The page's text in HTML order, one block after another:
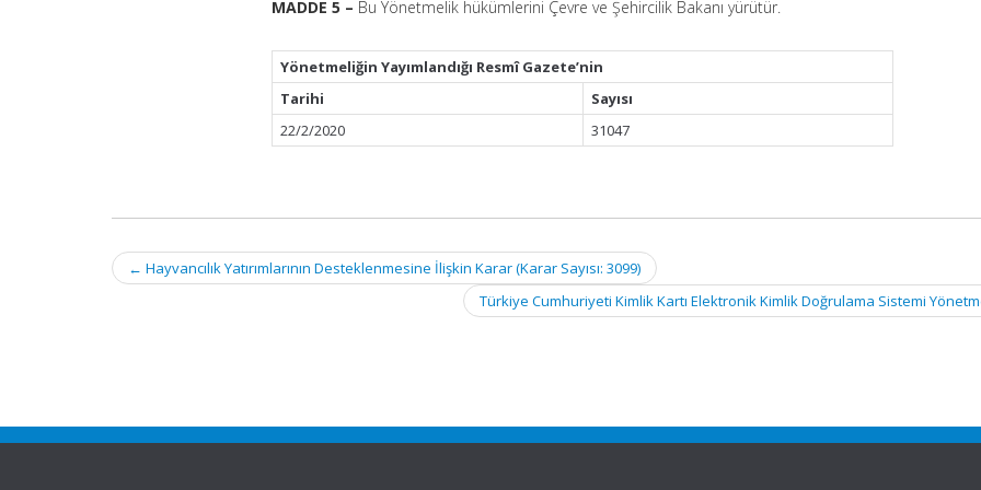
MADDE 5 – Bu Yönetmelik hükümlerini Çevre ve Şehircilik Bakanı yürütür.
Yönetmeliğin Yayımlandığı Resmî Gazete’nin
Tarihi
Sayısı
22/2/2020
31047
Post
navigation
← Hayvancılık Yatırımlarının Desteklenmesine İlişkin Karar (Karar Sayısı: 3099)
Türkiye Cumhuriyeti Kimlik Kartı Elektronik Kimlik Doğrulama Sistemi